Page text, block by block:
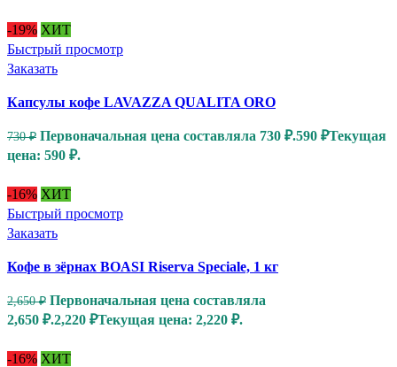
-19% ХИТ
Быстрый просмотр
Заказать
Капсулы кофе LAVAZZA QUALITA ORO
730₽ Первоначальная цена составляла 730 ₽.590 ₽Текущая
цена: 590 ₽.
-16% ХИТ
Быстрый просмотр
Заказать
Кофе в зёрнах BOASI Riserva Speciale, 1 кг
2,650₽ Первоначальная цена составляла
2,650 ₽.2,220 ₽Текущая цена: 2,220 ₽.
-16% ХИТ